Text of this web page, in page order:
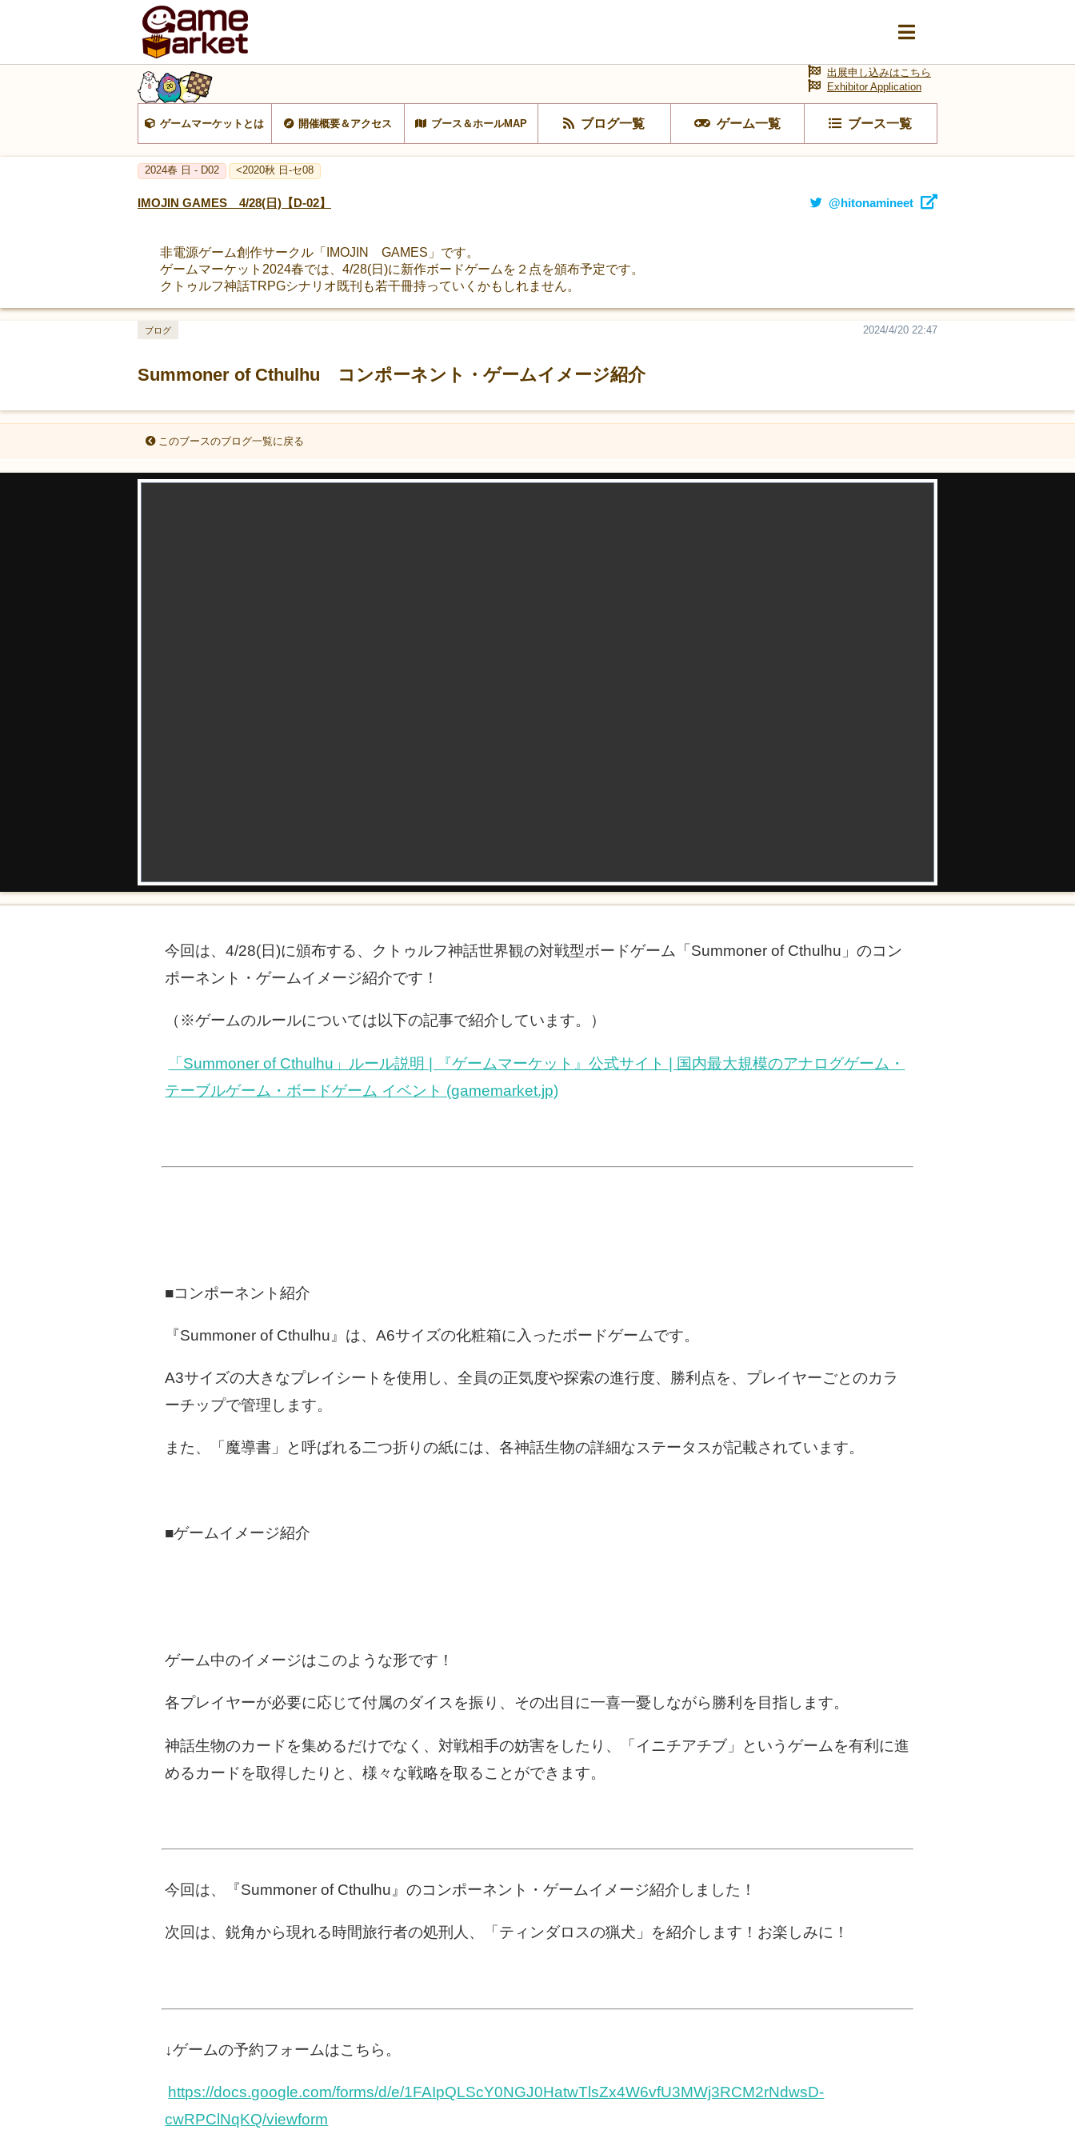
ゲームマーケットとは 開催概要＆アクセス ブース＆ホールMAP ブログ一覧 ゲーム一覧 ブース一覧
出展申し込みはこちら
Exhibitor Application
2024春 日 - D02 <2020秋 日-セ08
IMOJIN GAMES 4/28(日)【D-02】 @hitonamineet
非電源ゲーム創作サークル「IMOJIN GAMES」です。
ゲームマーケット2024春では、4/28(日)に新作ボードゲームを２点を頒布予定です。
クトゥルフ神話TRPGシナリオ既刊も若干冊持っていくかもしれません。
Summoner of Cthulhu コンポーネント・ゲームイメージ紹介
2024/4/20 22:47
ブログ
このブースのブログ一覧に戻る
今回は、4/28(日)に頒布する、クトゥルフ神話世界観の対戦型ボードゲーム「Summoner of Cthulhu」のコン
ポーネント・ゲームイメージ紹介です！
（※ゲームのルールについては以下の記事で紹介しています。）
「Summoner of Cthulhu」ルール説明 | 『ゲームマーケット』公式サイト | 国内最大規模のアナログゲーム・
テーブルゲーム・ボードゲーム イベント (gamemarket.jp)
■コンポーネント紹介
『Summoner of Cthulhu』は、A6サイズの化粧箱に入ったボードゲームです。
A3サイズの大きなプレイシートを使用し、全員の正気度や探索の進行度、勝利点を、プレイヤーごとのカラ
ーチップで管理します。
また、「魔導書」と呼ばれる二つ折りの紙には、各神話生物の詳細なステータスが記載されています。
■ゲームイメージ紹介
ゲーム中のイメージはこのような形です！
各プレイヤーが必要に応じて付属のダイスを振り、その出目に一喜一憂しながら勝利を目指します。
神話生物のカードを集めるだけでなく、対戦相手の妨害をしたり、「イニチアチブ」というゲームを有利に進
めるカードを取得したりと、様々な戦略を取ることができます。
今回は、『Summoner of Cthulhu』のコンポーネント・ゲームイメージ紹介しました！
次回は、鋭角から現れる時間旅行者の処刑人、「ティンダロスの猟犬」を紹介します！お楽しみに！
↓ゲームの予約フォームはこちら。
https://docs.google.com/forms/d/e/1FAIpQLScY0NGJ0HatwTlsZx4W6vfU3MWj3RCM2rNdwsD-
cwRPClNqKQ/viewform